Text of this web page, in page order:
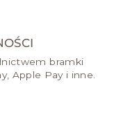
bramki
Apple Pay i inne.